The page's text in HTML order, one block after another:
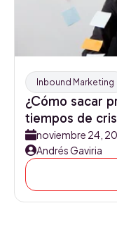
Inbound Marketing
¿Cómo sacar
tiempos de
noviembre 24,
Andrés Gaviria